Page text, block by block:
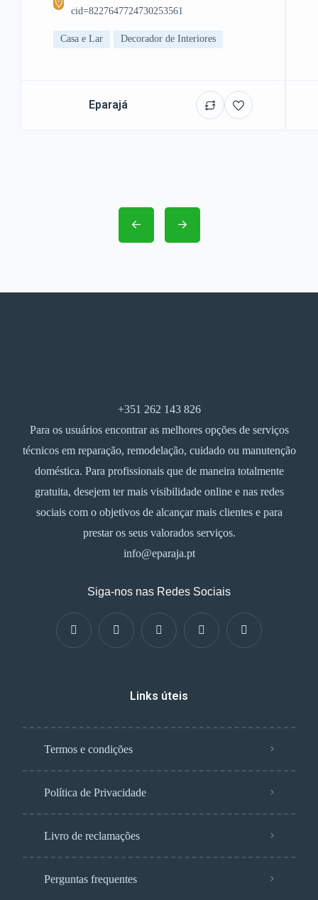
cid=8227647724730253561
Casa e Lar Decorador de Interiores
Eparajá
+351 262 143 826
Para os usuários encontrar as melhores opções de serviços
técnicos em reparação, remodelação, cuidado ou manutenção
doméstica. Para profissionais que de maneira totalmente
gratuita, desejem ter mais visibilidade online e nas redes
sociais com o objetivos de alcançar mais clientes e para
prestar os seus valorados serviços.
info@eparaja.pt
Siga-nos nas Redes Sociais
Links úteis
Termos e condições
Política de Privacidade
Livro de reclamações
Perguntas frequentes